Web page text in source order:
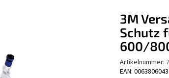
3M
Schutz
600/
Artikelnummer:
EAN: